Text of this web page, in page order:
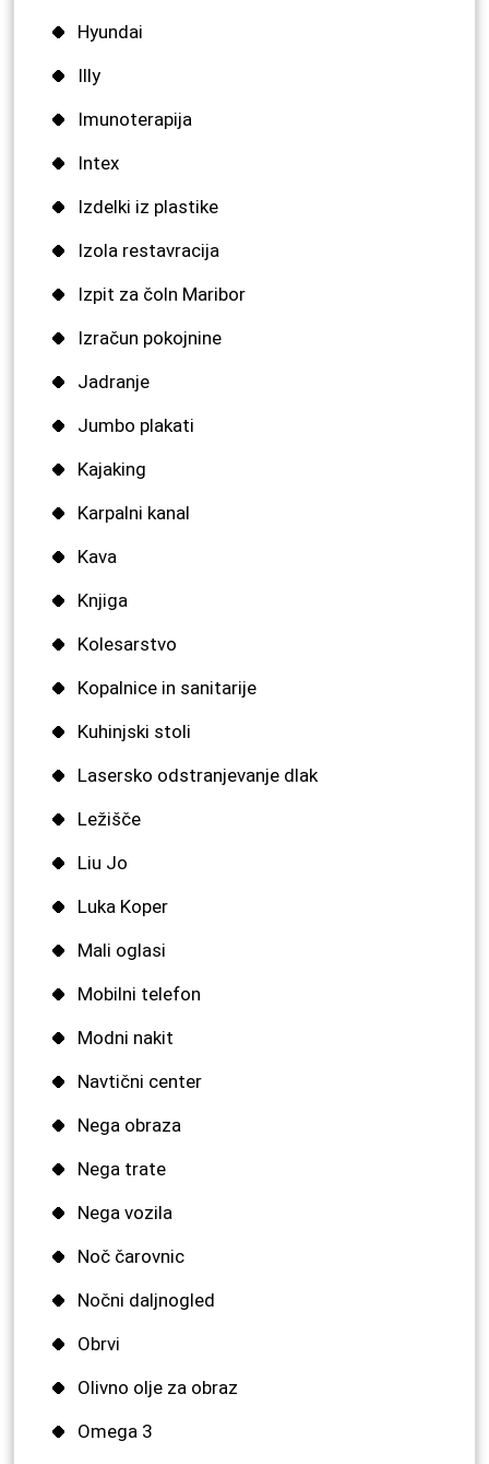
Hyundai
Illy
Imunoterapija
Intex
Izdelki iz plastike
Izola restavracija
Izpit za čoln Maribor
Izračun pokojnine
Jadranje
Jumbo plakati
Kajaking
Karpalni kanal
Kava
Knjiga
Kolesarstvo
Kopalnice in sanitarije
Kuhinjski stoli
Lasersko odstranjevanje dlak
Ležišče
Liu Jo
Luka Koper
Mali oglasi
Mobilni telefon
Modni nakit
Navtični center
Nega obraza
Nega trate
Nega vozila
Noč čarovnic
Nočni daljnogled
Obrvi
Olivno olje za obraz
Omega 3